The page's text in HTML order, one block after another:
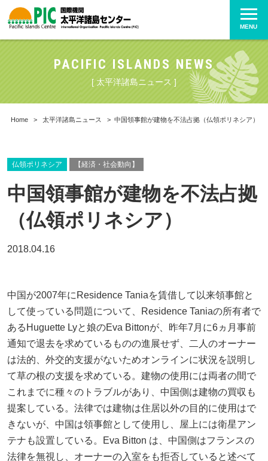
MENU
PACIFIC ISLANDS NEWS
[ 太平洋諸島ニュース ]
Home > 太平洋諸島ニュース > 中国領事館が建物を不法占拠（仏領ポリネシア）
仏領ポリネシア 【経済・社会動向】
中国領事館が建物を不法占拠
（仏領ポリネシア）
2018.04.16
中国が2007年にResidence Taniaを賃借して以来領事館と
して使っている問題について、Residence Taniaの所有者で
あるHuguette Lyと娘のEva Bittonが、昨年7月に6ヵ月事前
通知で退去を求めているものの進展せず、二人のオーナー
は法的、外交的支援がないためオンラインに状況を説明し
て草の根の支援を求めている。建物の使用には両者の間で
これまでに種々のトラブルがあり、中国側は建物の買収も
提案している。法律では建物は住居以外の目的に使用はで
きないが、中国は領事館として使用し、屋上には衛星アン
テナも設置している。Eva Bitton は、中国側はフランスの
法律を無視し、オーナーの入室をも拒否していると述べて